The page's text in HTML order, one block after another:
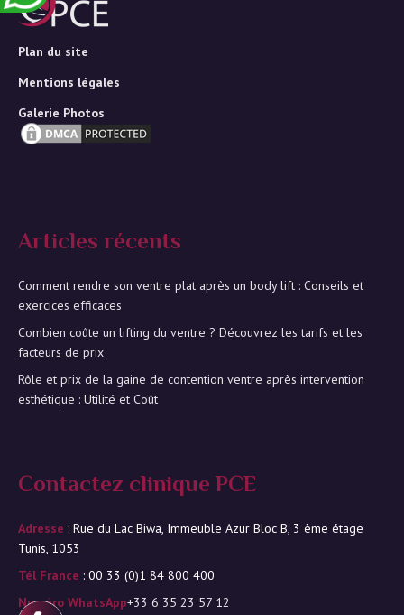
Plan du site
Mentions légales
Galerie Photos
Articles récents
Comment rendre son ventre plat après un body lift : Conseils et
exercices efficaces
Combien coûte un lifting du ventre ? Découvrez les tarifs et les
facteurs de prix
Rôle et prix de la gaine de contention ventre après intervention
esthétique : Utilité et Coût
Contactez clinique PCE
Adresse : Rue du Lac Biwa, Immeuble Azur Bloc B, 3 ème étage
Tunis, 1053
Tél France : 00 33 (0)1 84 800 400
Numéro WhatsApp+33 6 35 23 57 12